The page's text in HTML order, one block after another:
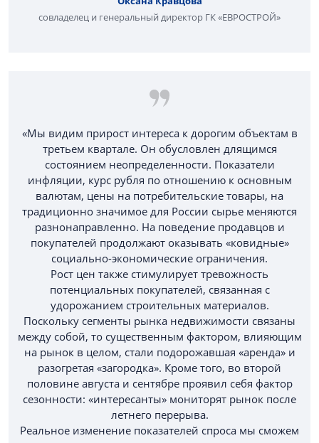
совладелец и генеральный директор ГК «ЕВРОСТРОЙ»
«Мы видим прирост интереса к дорогим объектам в
третьем квартале. Он обусловлен длящимся
состоянием неопределенности. Показатели
инфляции, курс рубля по отношению к основным
валютам, цены на потребительские товары, на
традиционно значимое для России сырье меняются
разнонаправленно. На поведение продавцов и
покупателей продолжают оказывать «ковидные»
социально-экономические ограничения.
Рост цен также стимулирует тревожность
потенциальных покупателей, связанная с
удорожанием строительных материалов.
Поскольку сегменты рынка недвижимости связаны
между собой, то существенным фактором, влияющим
на рынок в целом, стали подорожавшая «аренда» и
разогретая «загородка». Кроме того, во второй
половине августа и сентябре проявил себя фактор
сезонности: «интересанты» мониторят рынок после
летнего перерыва.
Реальное изменение показателей спроса мы сможем